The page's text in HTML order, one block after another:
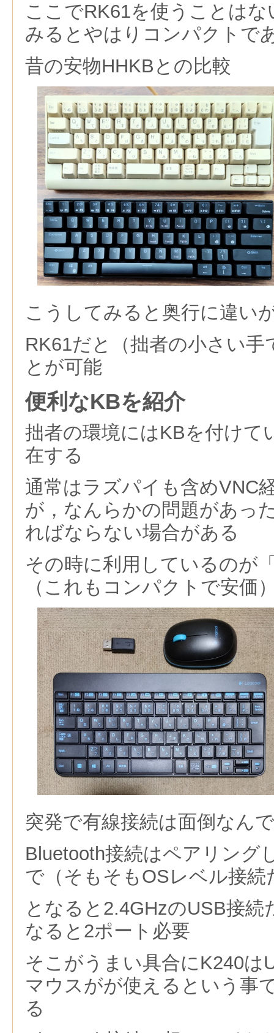
ここでRK61を使うことは
みるとやはりコンパクトで
昔の安物HHKBとの比較
こうしてみると奥行に違い
RK61だと（拙者の小さい
とが可能
便利なKBを紹介
拙者の環境にはKBを付けて
在する
通常はラズパイも含めVNC
が，なんらかの問題があっ
ればならない場合がある
その時に利用しているのが
（これもコンパクトで安価
突発で有線接続は面倒なん
Bluetooth接続はペアリング
で（そもそもOSレベル接続
となると2.4GHzのUSB接
なると2ポート必要
そこがうまい具合にK240は
マウスがが使えるという事
る